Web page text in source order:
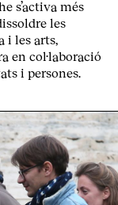
s’activa més
les
i les arts,
en col·laboració
i persones.